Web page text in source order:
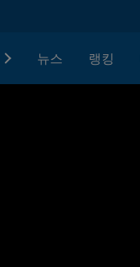
뉴스 랭킹